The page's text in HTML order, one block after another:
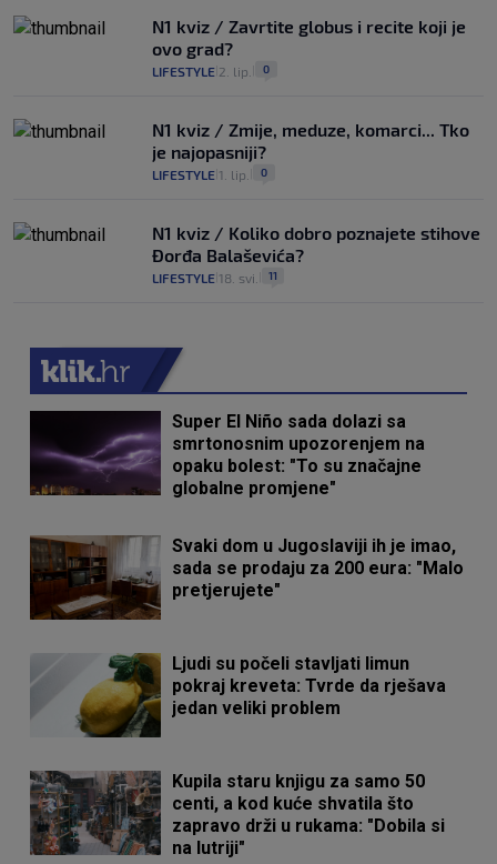
N1 kviz / Zavrtite globus i recite koji je
ovo grad?
LIFESTYLE 2. lip. 0
N1 kviz / Zmije, meduze, komarci... Tko
je najopasniji?
LIFESTYLE 1. lip. 0
N1 kviz / Koliko dobro poznajete stihove
Đorđa Balaševića?
LIFESTYLE 18. svi. 11
Super El Niño sada dolazi sa
smrtonosnim upozorenjem na
opaku bolest: "To su značajne
globalne promjene"
Svaki dom u Jugoslaviji ih je imao,
sada se prodaju za 200 eura: "Malo
pretjerujete"
Ljudi su počeli stavljati limun
pokraj kreveta: Tvrde da rješava
jedan veliki problem
Kupila staru knjigu za samo 50
centi, a kod kuće shvatila što
zapravo drži u rukama: "Dobila si
na lutriji"